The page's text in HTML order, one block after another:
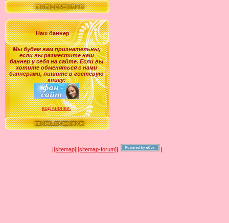
Наш баннер
Мы будем вам признательны,
если вы разместите наш
баннер у себя на сайте. Если вы
хотите обменяться с нами
баннерами, пишите в гостевую
книгу:
код кнопки:
|[sitemap]|[sitemap-forum]| |